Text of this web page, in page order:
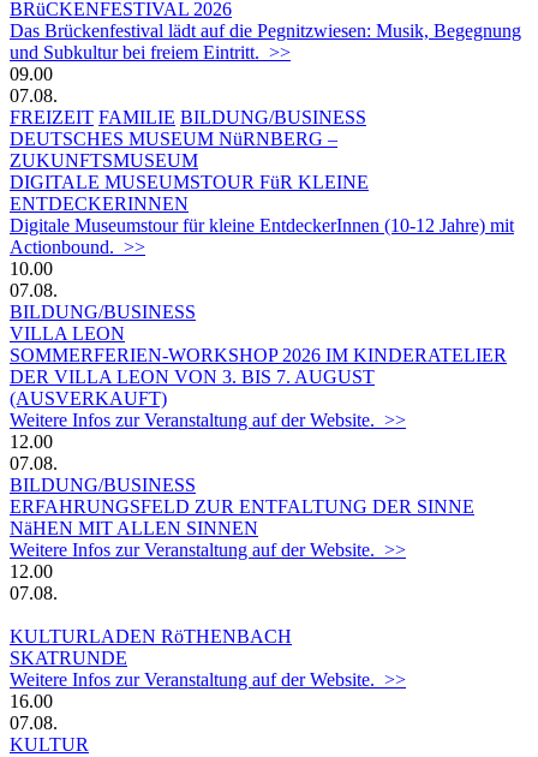
BRüCKENFESTIVAL 2026
Das Brückenfestival lädt auf die Pegnitzwiesen: Musik, Begegnung
und Subkultur bei freiem Eintritt. >>
09.00
07.08.
FREIZEIT FAMILIE BILDUNG/BUSINESS
DEUTSCHES MUSEUM NüRNBERG –
ZUKUNFTSMUSEUM
DIGITALE MUSEUMSTOUR FüR KLEINE
ENTDECKERINNEN
Digitale Museumstour für kleine EntdeckerInnen (10-12 Jahre) mit
Actionbound. >>
10.00
07.08.
BILDUNG/BUSINESS
VILLA LEON
SOMMERFERIEN-WORKSHOP 2026 IM KINDERATELIER
DER VILLA LEON VON 3. BIS 7. AUGUST
(AUSVERKAUFT)
Weitere Infos zur Veranstaltung auf der Website. >>
12.00
07.08.
BILDUNG/BUSINESS
ERFAHRUNGSFELD ZUR ENTFALTUNG DER SINNE
NäHEN MIT ALLEN SINNEN
Weitere Infos zur Veranstaltung auf der Website. >>
12.00
07.08.
KULTURLADEN RöTHENBACH
SKATRUNDE
Weitere Infos zur Veranstaltung auf der Website. >>
16.00
07.08.
KULTUR